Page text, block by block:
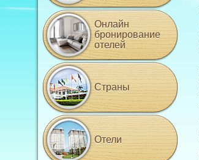
Онлайн
бронирование
отелей
Страны
Отели